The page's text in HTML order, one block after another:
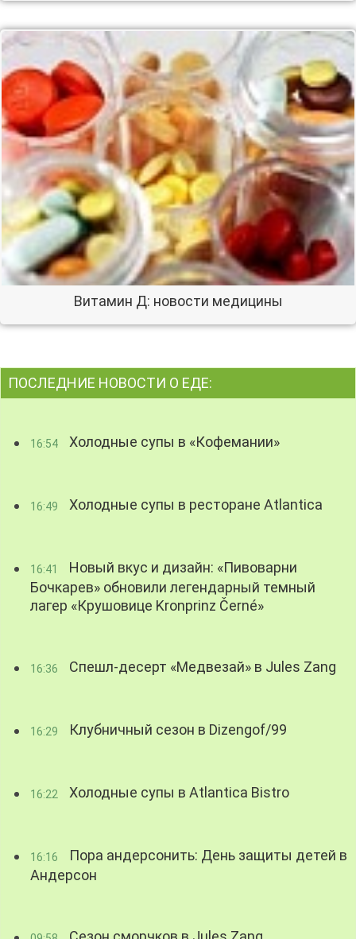
Витамин Д: новости медицины
ПОСЛЕДНИЕ НОВОСТИ О ЕДЕ:
16:54 Холодные супы в «Кофемании»
16:49 Холодные супы в ресторане Atlantica
16:41
Новый вкус и дизайн: «Пивоварни
Бочкарев» обновили легендарный темный
лагер «Крушовице Kronprinz Černé»
16:36 Спешл-десерт «Медвезай» в Jules Zang
16:29 Клубничный сезон в Dizengof/99
16:22 Холодные супы в Atlantica Bistro
16:16
Пора андерсонить: День защиты детей в
Андерсон